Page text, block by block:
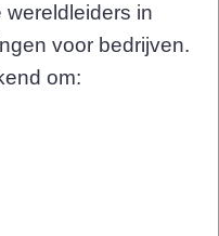
wereldleiders in
voor bedrijven.
om: